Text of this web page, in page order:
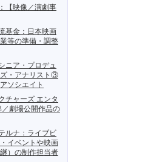
【映像／演劇事
基金：日本映画
等の準備・調整
ニア・プロデュ
・アナリスト③
ソシエイト
チャーズ エンタ
劇場公開作品の
ルナ：ライブビ
イベントや映画
）の制作担当者